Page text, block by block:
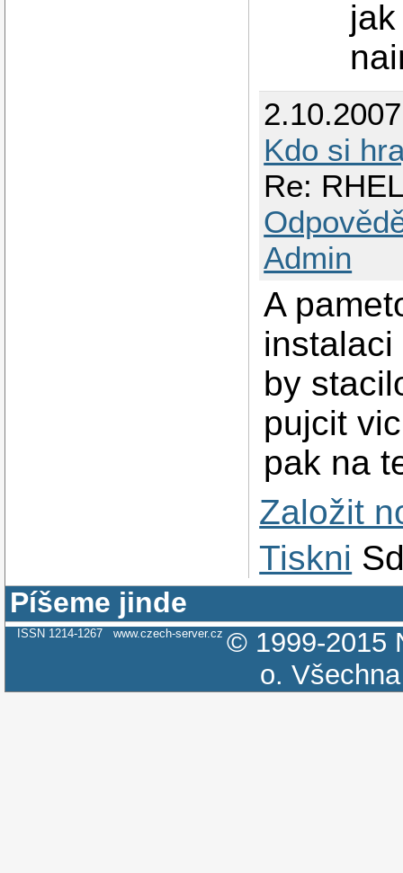
Kdo si
Re:
Admin
A
by
pujcit
pak na
Založit
Tiskni
Píšeme jinde
ISSN 1214-1267 www.czech-server.cz © 1999-2015
o.